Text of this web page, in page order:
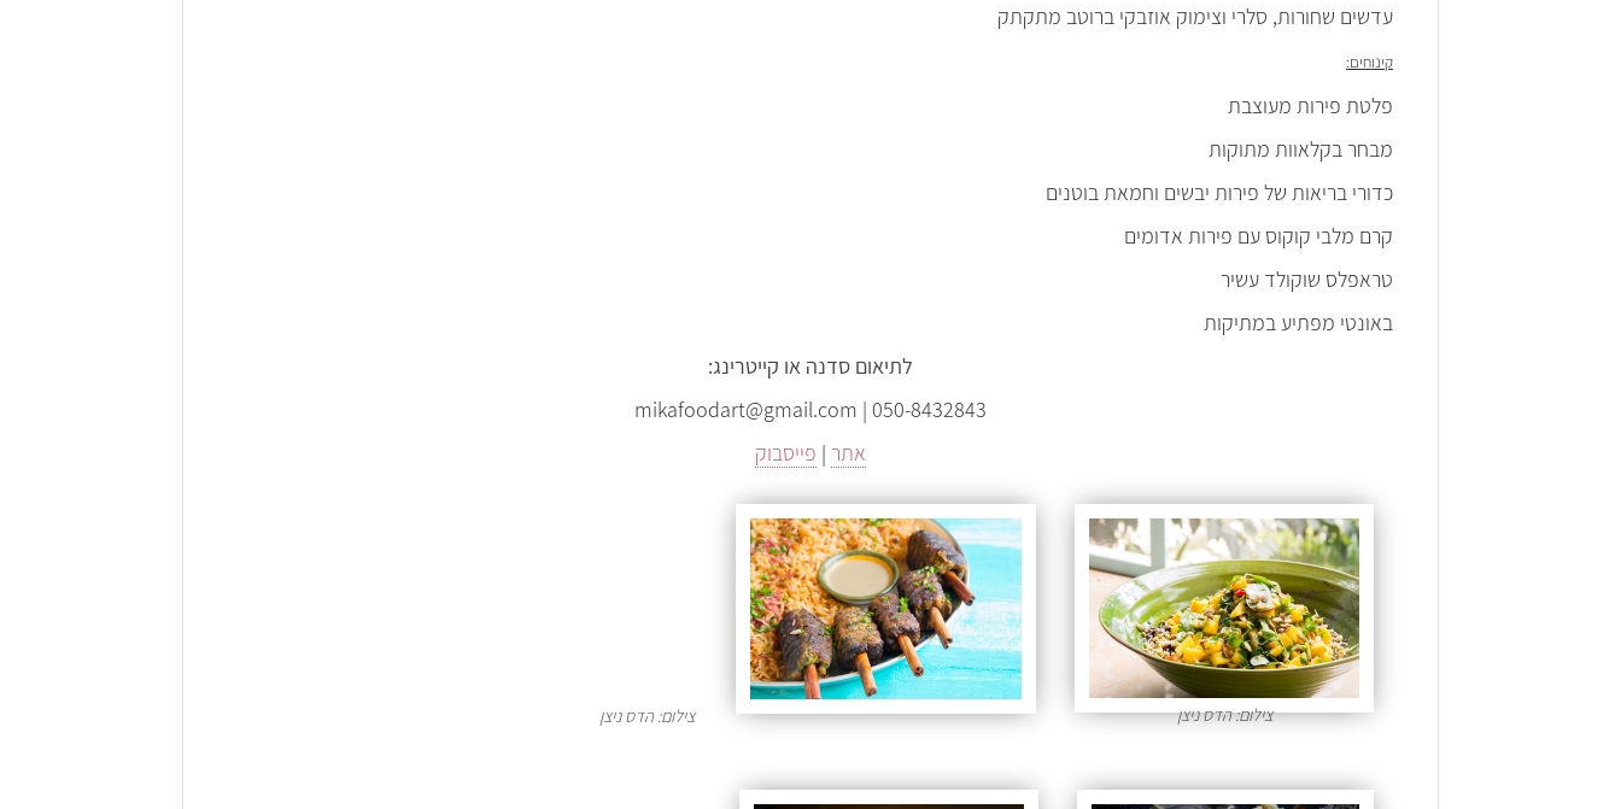
עדשים שחורות, סלרי וצימוק אוזבקי ברוטב מתקתק
קינוחים:
פלטת פירות מעוצבת
מבחר בקלאוות מתוקות
כדורי בריאות של פירות יבשים וחמאת בוטנים
קרם מלבי קוקוס עם פירות אדומים
טראפלס שוקולד עשיר
באונטי מפתיע במתיקות
לתיאום סדנה או קייטרינג:
mikafoodart@gmail.com | 050-8432843
אתר | פייסבוק
צילום: הדס ניצן צילום: הדס ניצן